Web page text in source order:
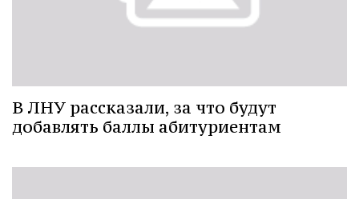
В ЛНУ рассказали, за что будут
добавлять баллы абитуриентам